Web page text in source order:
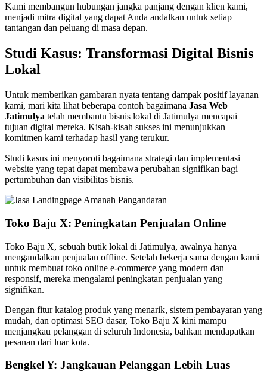
Kami membangun hubungan jangka panjang dengan klien kami,
menjadi mitra digital yang dapat Anda andalkan untuk setiap
tantangan dan peluang di masa depan.
Studi Kasus: Transformasi Digital Bisnis
Lokal
Untuk memberikan gambaran nyata tentang dampak positif layanan
kami, mari kita lihat beberapa contoh bagaimana Jasa Web
Jatimulya telah membantu bisnis lokal di Jatimulya mencapai
tujuan digital mereka. Kisah-kisah sukses ini menunjukkan
komitmen kami terhadap hasil yang terukur.
Studi kasus ini menyoroti bagaimana strategi dan implementasi
website yang tepat dapat membawa perubahan signifikan bagi
pertumbuhan dan visibilitas bisnis.
Toko Baju X: Peningkatan Penjualan Online
Toko Baju X, sebuah butik lokal di Jatimulya, awalnya hanya
mengandalkan penjualan offline. Setelah bekerja sama dengan kami
untuk membuat toko online e-commerce yang modern dan
responsif, mereka mengalami peningkatan penjualan yang
signifikan.
Dengan fitur katalog produk yang menarik, sistem pembayaran yang
mudah, dan optimasi SEO dasar, Toko Baju X kini mampu
menjangkau pelanggan di seluruh Indonesia, bahkan mendapatkan
pesanan dari luar kota.
Bengkel Y: Jangkauan Pelanggan Lebih Luas